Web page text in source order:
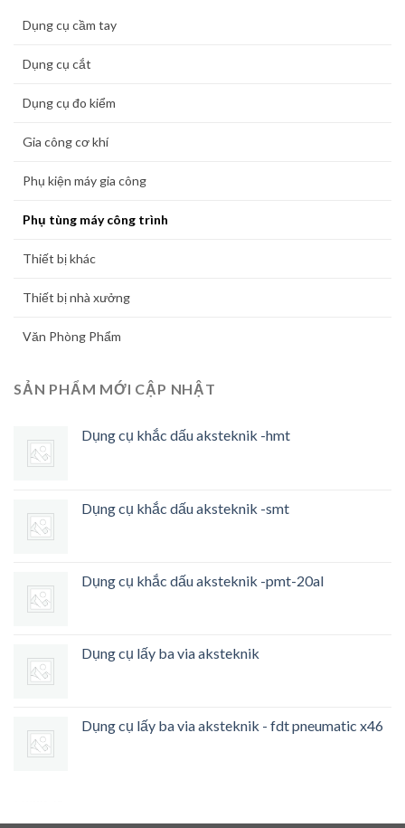
Dụng cụ cầm tay
Dụng cụ cắt
Dụng cụ đo kiểm
Gia công cơ khí
Phụ kiện máy gia công
Phụ tùng máy công trình
Thiết bị khác
Thiết bị nhà xưởng
Văn Phòng Phẩm
SẢN PHẨM MỚI CẬP NHẬT
Dụng cụ khắc dấu aksteknik -hmt
Dụng cụ khắc dấu aksteknik -smt
Dụng cụ khắc dấu aksteknik -pmt-20al
Dụng cụ lấy ba via aksteknik
Dụng cụ lấy ba via aksteknik - fdt pneumatic x46